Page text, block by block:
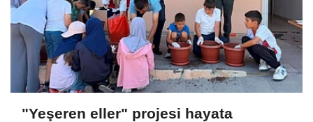
"Yeşeren eller" projesi hayata